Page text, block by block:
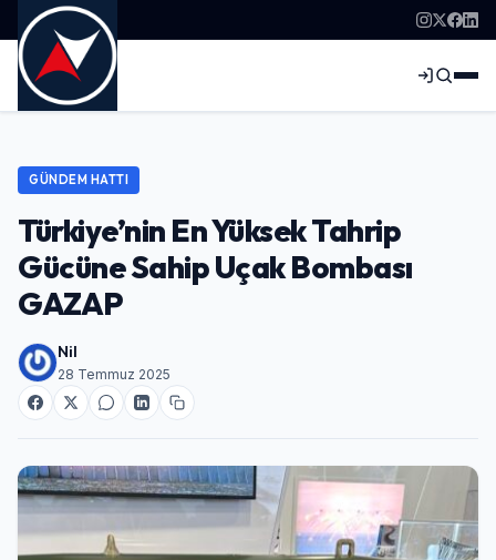
GÜNDEM HATTI
Türkiye’nin En Yüksek Tahrip
Gücüne Sahip Uçak Bombası
GAZAP
Nil
28 Temmuz 2025